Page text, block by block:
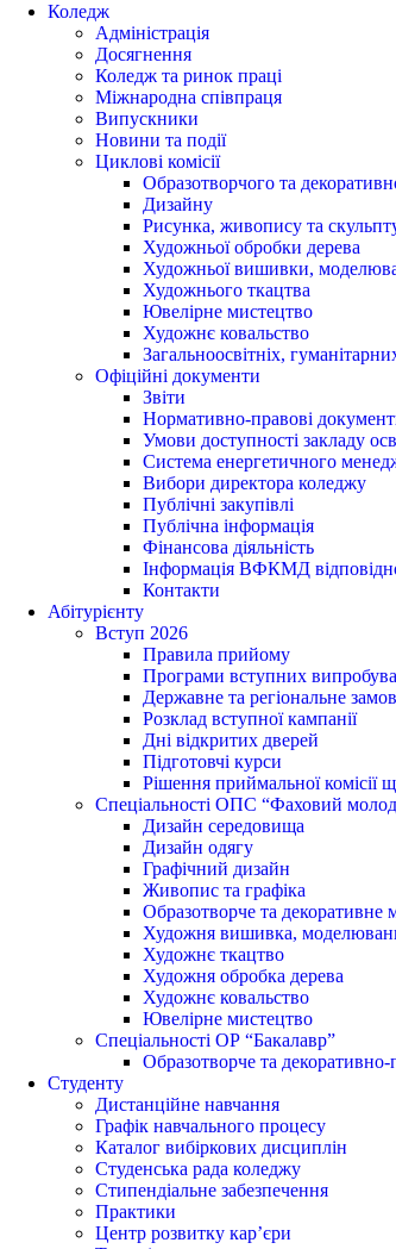
Коледж
Адміністрація
Досягнення
Коледж та ринок праці
Міжнародна співпраця
Випускники
Новини та події
Циклові комісії
Образотворчого та
Дизайну
Рисунка, живопису та
Художньої обробки дерева
Художньої вишивки,
Художнього ткацтва
Ювелірне мистецтво
Художнє ковальство
Загальноосвітніх,
Офіційні документи
Звіти
Нормативно-правові
Умови доступності закладу
Система енергетичного
Вибори директора коледжу
Публічні закупівлі
Публічна інформація
Фінансова діяльність
Інформація ВФКМД
Контакти
Абітурієнту
Вступ 2026
Правила прийому
Програми вступних
Державне та регіональне
Розклад вступної кампанії
Дні відкритих дверей
Підготовчі курси
Рішення приймальної комісії
Спеціальності ОПС “Фаховий
Дизайн середовища
Дизайн одягу
Графічний дизайн
Живопис та графіка
Образотворче та декоративне
Художня вишивка,
Художнє ткацтво
Художня обробка дерева
Художнє ковальство
Ювелірне мистецтво
Спеціальності ОР “Бакалавр”
Образотворче та
Студенту
Дистанційне навчання
Графік навчального процесу
Каталог вибіркових дисциплін
Студенська рада коледжу
Стипендіальне забезпечення
Практики
Центр розвитку кар’єри